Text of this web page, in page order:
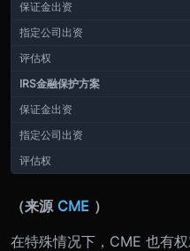
保证金出资
指定公司出资
评估权
IRS金融保护方案
保证金出资
指定公司出资
评估权
（来源 CME ）
在特殊情况下，CME 也有